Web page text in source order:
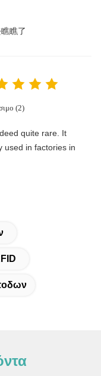
瞧了
(2)
quite rare. It
used in factories in